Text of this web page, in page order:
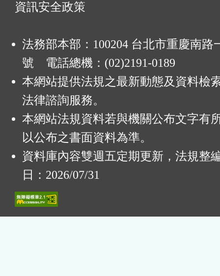
資訊安全政策
法務部本部：100204 台北市重慶南路
號 電話總機：(02)2191-0189
本網站提供法規之最新動態及資料檢
法律諮詢服務。
本網站法規資料若與機關公布文字有
以公布之書面資料為準。
資料庫內容雙週五定期更新，法規整
日：2026/07/31